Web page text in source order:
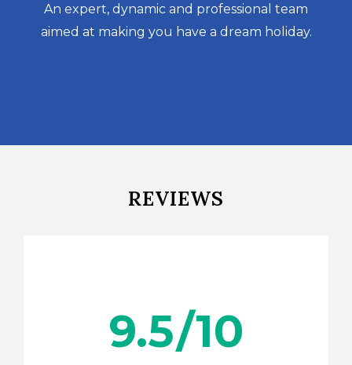
An expert, dynamic and professional team
aimed at making you have a dream holiday.
REVIEWS
9.5/10